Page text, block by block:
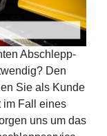
Abschlepp-
Den
Sie als Kunde
im Fall eines
uns um das